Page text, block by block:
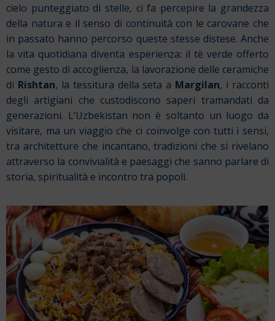
cielo punteggiato di stelle, ci fa percepire la grandezza
della natura e il senso di continuità con le carovane che
in passato hanno percorso queste stesse distese. Anche
la vita quotidiana diventa esperienza: il tè verde offerto
come gesto di accoglienza, la lavorazione delle ceramiche
di Rishtan, la tessitura della seta a Margilan, i racconti
degli artigiani che custodiscono saperi tramandati da
generazioni. L’Uzbekistan non è soltanto un luogo da
visitare, ma un viaggio che ci coinvolge con tutti i sensi,
tra architetture che incantano, tradizioni che si rivelano
attraverso la convivialità e paesaggi che sanno parlare di
storia, spiritualità e incontro tra popoli.